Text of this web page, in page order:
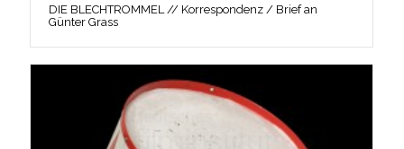
DIE BLECHTROMMEL // Korrespondenz / Brief an
Günter Grass